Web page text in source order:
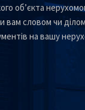
об’єкта
вам словом чи
на вашу